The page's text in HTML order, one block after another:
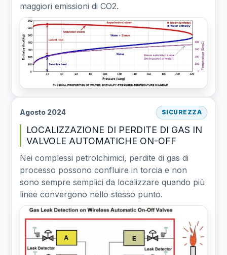
maggiori emissioni di CO2.
Agosto 2024 SICUREZZA
LOCALIZZAZIONE DI PERDITE DI GAS IN
VALVOLE AUTOMATICHE ON-OFF
Nei complessi petrolchimici, perdite di gas di
processo possono confluire in torcia e non
sono sempre semplici da localizzare quando più
linee convergono nello stesso punto.